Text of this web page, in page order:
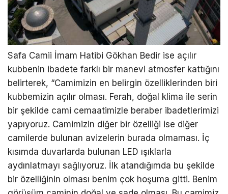
Safa Camii İmam Hatibi Gökhan Bedir ise açılır
kubbenin ibadete farklı bir manevi atmosfer kattığını
belirterek, “Camimizin en belirgin özelliklerinden biri
kubbemizin açılır olması. Ferah, doğal klima ile serin
bir şekilde cami cemaatimizle beraber ibadetlerimizi
yapıyoruz. Camimizin diğer bir özelliği ise diğer
camilerde bulunan avizelerin burada olmaması. İç
kısımda duvarlarda bulunan LED ışıklarla
aydınlatmayı sağlıyoruz. İlk atandığımda bu şekilde
bir özelliğinin olması benim çok hoşuma gitti. Benim